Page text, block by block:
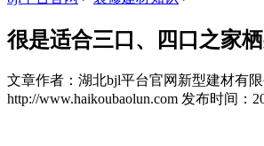
很是适合三口、四口之家
文章作者：湖北bjl平台官网新型建材有限
http://www.haikoubaolun.com 发布时间：